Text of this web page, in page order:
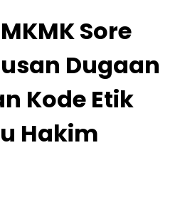
Sore
Dugaan
Kode Etik
Hakim